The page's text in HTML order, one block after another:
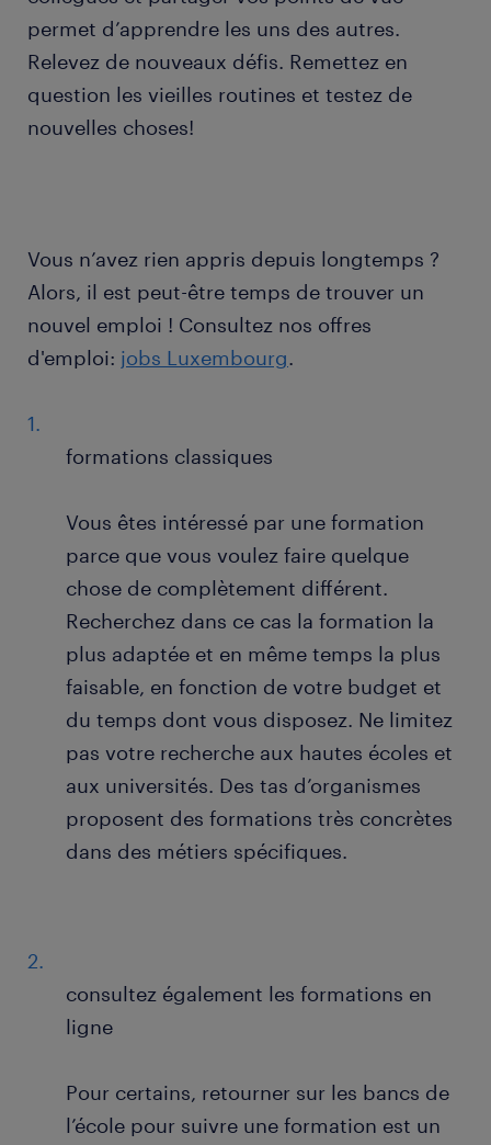
permet d’apprendre les uns des autres.
Relevez de nouveaux défis. Remettez en
question les vieilles routines et testez de
nouvelles choses!
Vous n’avez rien appris depuis longtemps ?
Alors, il est peut-être temps de trouver un
nouvel emploi ! Consultez nos offres
d'emploi: jobs Luxembourg.
formations classiques
Vous êtes intéressé par une formation
parce que vous voulez faire quelque
chose de complètement différent.
Recherchez dans ce cas la formation la
plus adaptée et en même temps la plus
faisable, en fonction de votre budget et
du temps dont vous disposez. Ne limitez
pas votre recherche aux hautes écoles et
aux universités. Des tas d’organismes
proposent des formations très concrètes
dans des métiers spécifiques.
consultez également les formations en
ligne
Pour certains, retourner sur les bancs de
l’école pour suivre une formation est un